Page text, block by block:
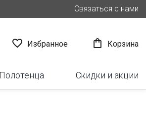
Связаться с нами
 Избранное  Корзина
Полотенца Скидки и акции